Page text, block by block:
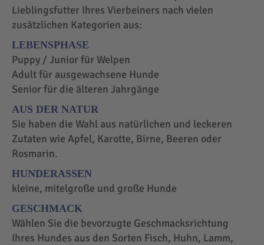
Lieblingsfutter Ihres Vierbeiners nach vielen
zusätzlichen Kategorien aus:
LEBENSPHASE
Puppy / Junior für Welpen
Adult für ausgewachsene Hunde
Senior für die älteren Jahrgänge
AUS DER NATUR
Sie haben die Wahl aus natürlichen und leckeren
Zutaten wie Apfel, Karotte, Birne, Beeren oder
Rosmarin.
HUNDERASSEN
kleine, mitelgroße und große Hunde
GESCHMACK
Wählen Sie die bevorzugte Geschmacksrichtung
Ihres Hundes aus den Sorten Fisch, Huhn, Lamm,